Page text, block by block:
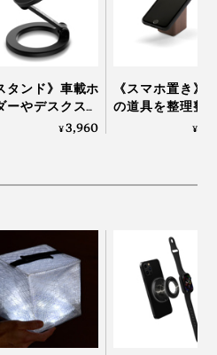
モバイルバッテリーの不安と
ジラルライフの頼れるサポー
。
タンド》車載ホ
ーやデスクスタ
に安定感バツグ
¥3,960
《スマホ置き》
の道具を整理整
木の温かみにデ
¥